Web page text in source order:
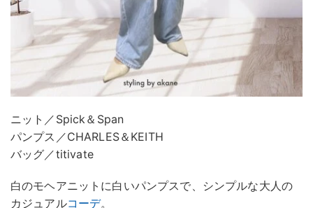
ニット／Spick＆Span
パンプス／CHARLES＆KEITH
バッグ／titivate
白のモヘアニットに白いパンプスで、シンプルな大人の
カジュアルコーデ。